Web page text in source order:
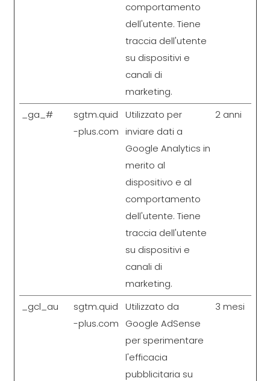
comportamento
dell'utente. Tiene
traccia dell'utente
su dispositivi e
canali di
marketing.
_ga_#
sgtm.quid
-plus.com
Utilizzato per
inviare dati a
Google Analytics in
merito al
dispositivo e al
comportamento
dell'utente. Tiene
traccia dell'utente
su dispositivi e
canali di
marketing.
2 anni
_gcl_au
sgtm.quid
-plus.com
Utilizzato da
Google AdSense
per sperimentare
l'efficacia
pubblicitaria su
3 mesi